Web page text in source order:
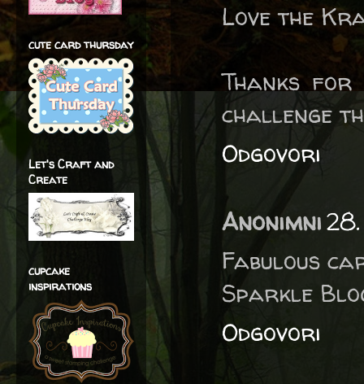
Love the
Thanks for
challenge
Odgovori
Anonimni
Fabulous
Sparkle
Odgovori
cute card thursday
Let's Craft and
Create
cupcake
inspirations